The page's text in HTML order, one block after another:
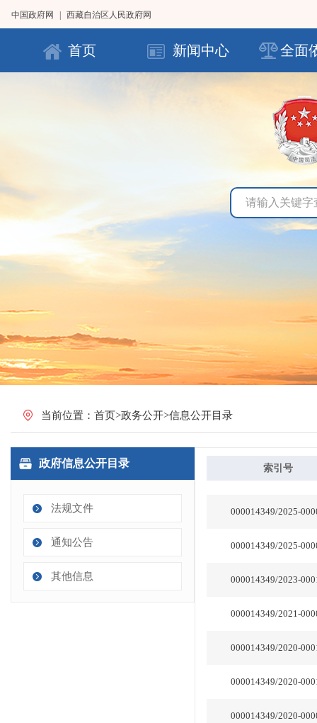
中国政府网 西藏自治区人民政府网
首页 新闻中心 全面
当前位置： 首页>政务公开>信息公开目录
政府信息公开目录
法规文件
通知公告
其他信息